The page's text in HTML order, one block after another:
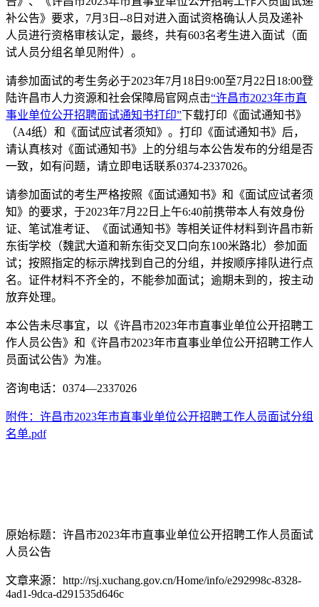
补公告》要求，7月3日--8日对进入面试资格确认人员及递补
人员进行资格审核认定，最终，共有603名考生进入面试（面
试人员分组名单见附件）。
请参加面试的考生务必于2023年7月18日9:00至7月22日18:00登
陆许昌市人力资源和社会保障局官网点击“许昌市2023年市直
事业单位公开招聘面试通知书打印”下载打印《面试通知书》
（A4纸）和《面试应试者须知》。打印《面试通知书》后，
请认真核对《面试通知书》上的分组与本公告发布的分组是否
一致，如有问题，请立即电话联系0374-2337026。
请参加面试的考生严格按照《面试通知书》和《面试应试者须
知》的要求，于2023年7月22日上午6:40前携带本人有效身份
证、笔试准考证、《面试通知书》等相关证件材料到许昌市新
东街学校（魏武大道和新东街交叉口向东100米路北）参加面
试；按照指定的标示牌找到自己的分组，并按顺序排队进行点
名。证件材料不齐全的，不能参加面试；逾期未到的，按主动
放弃处理。
本公告未尽事宜，以《许昌市2023年市直事业单位公开招聘工
作人员公告》和《许昌市2023年市直事业单位公开招聘工作人
员面试公告》为准。
咨询电话：0374—2337026
附件：许昌市2023年市直事业单位公开招聘工作人员面试分组
名单.pdf
原始标题：许昌市2023年市直事业单位公开招聘工作人员面试
人员公告
文章来源：http://rsj.xuchang.gov.cn/Home/info/e292998c-8328-
4ad1-9dca-d291535d646c